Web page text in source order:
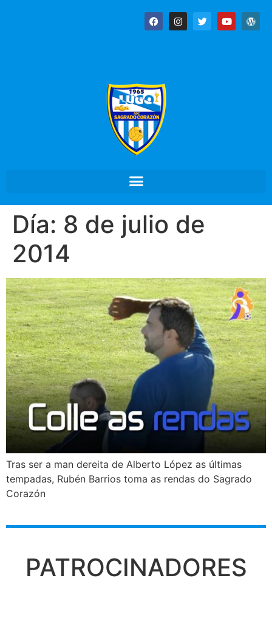
Día: 8 de julio de
2014
Tras ser a man dereita de Alberto López as últimas
tempadas, Rubén Barrios toma as rendas do Sagrado
Corazón
PATROCINADORES